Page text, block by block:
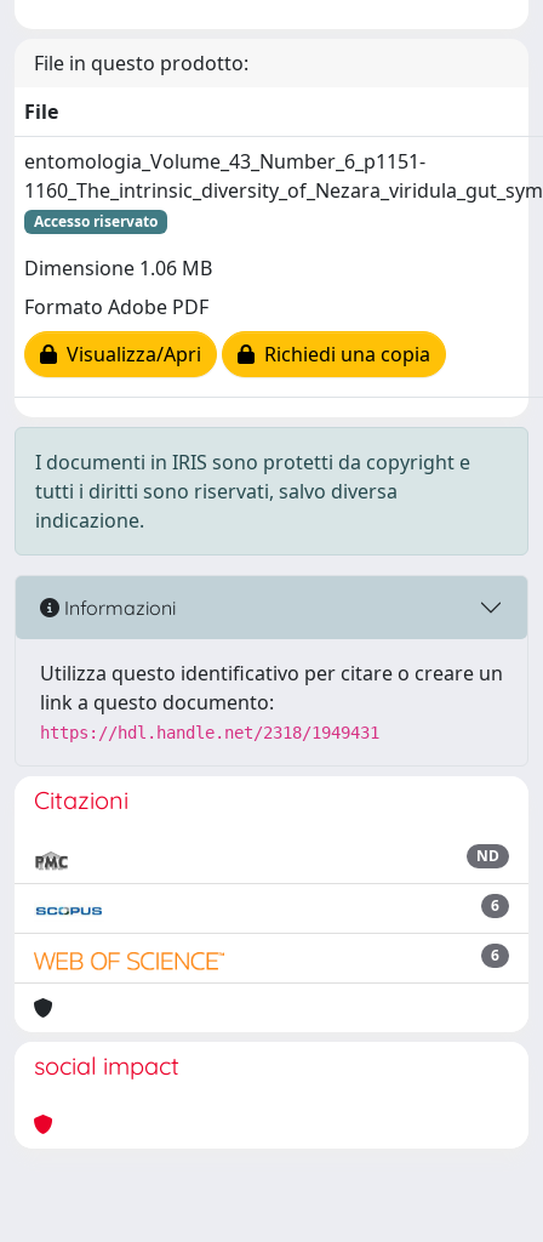
File in questo prodotto:
File
entomologia_Volume_43_Number_6_p1151-
Accesso riservato
Dimensione 1.06 MB
Formato Adobe PDF
Visualizza/Apri
Richiedi una copia
I documenti in IRIS sono protetti da copyright e
tutti i diritti sono riservati, salvo diversa
indicazione.
Informazioni
Utilizza questo identificativo per citare o creare un
link a questo documento:
https://hdl.handle.net/2318/1949431
Citazioni
ND
6
6
social impact